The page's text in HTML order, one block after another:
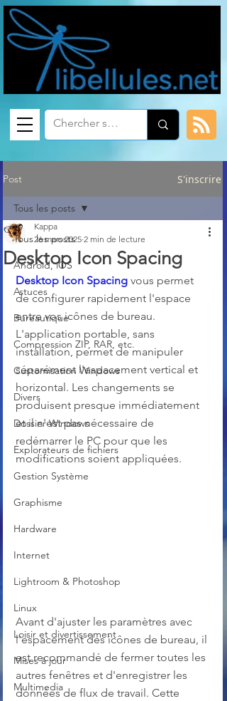
Post S'inscrire
Tous les posts
Android, iOS
Astuces
Bureautique
Compression ZIP, RAR, etc.
Customisation Windows
Divers
Dossier Windows
Explorateurs de fichiers
Gestion Système
Graphisme
Hardware
Internet
Lightroom & Photoshop
Linux
Loisir et divertissement
Mises à jour
Multimedia
Tous les posts
Desktop Icon Spacing
Kappa
26 mars 2025 2 min de lecture
Desktop Icon Spacing vous permet
de configurer rapidement l'espace
entre vos icônes de bureau.
L'application portable, sans
installation, permet de manipuler
séparément l'espacement vertical et
horizontal. Les changements se
produisent presque immédiatement
et il n'est pas nécessaire de
redémarrer le PC pour que les
modifications soient appliquées.
Avant d'ajuster les paramètres avec
l'espacement des icônes de bureau, il
est recommandé de fermer toutes les
autres fenêtres et d'enregistrer les
données de flux de travail. Cette